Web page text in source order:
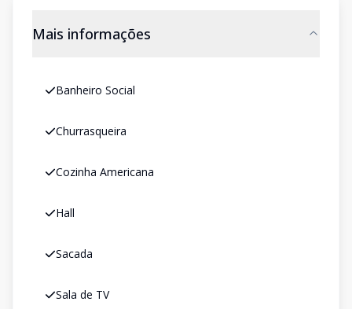
Mais informações
Banheiro Social
Churrasqueira
Cozinha Americana
Hall
Sacada
Sala de TV